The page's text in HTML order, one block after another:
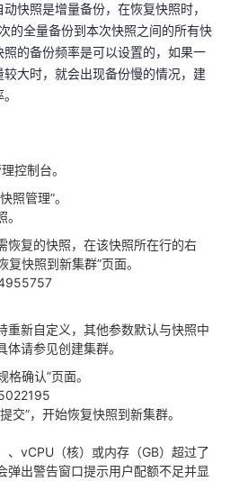
快照是增量备份，在恢复快照时，
的全量备份到本次快照之间的所有快
的备份频率是可以设置的，如果一
大时，就会出现备份慢的情况，建
控制台。
照管理”。
恢复的快照，在该快照所在行的右
复快照到新集群”页面。
重新自定义，其他参数默认与快照中
请参见创建集群。
格确认”页面。
交”，开始恢复快照到新集群。
、vCPU（核）或内存（GB）超过了
弹出警告窗口提示用户配额不足并显